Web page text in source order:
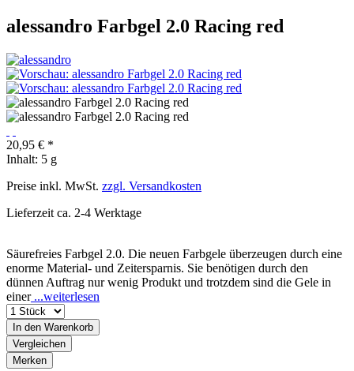
alessandro Farbgel 2.0 Racing red
20,95 € *
Inhalt: 5 g
Preise inkl. MwSt. zzgl. Versandkosten
Lieferzeit ca. 2-4 Werktage
Säurefreies Farbgel 2.0. Die neuen Farbgele überzeugen durch eine
enorme Material- und Zeitersparnis. Sie benötigen durch den
dünnen Auftrag nur wenig Produkt und trotzdem sind die Gele in
einer...weiterlesen
In den Warenkorb
Vergleichen
Merken